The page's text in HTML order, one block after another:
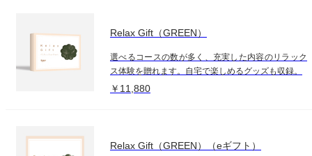
Relax Gift（GREEN）
選べるコースの数が多く、充実した内容のリラック
ス体験を贈れます。自宅で楽しめるグッズも収録。
￥11,880
Relax Gift（GREEN）（eギフト）